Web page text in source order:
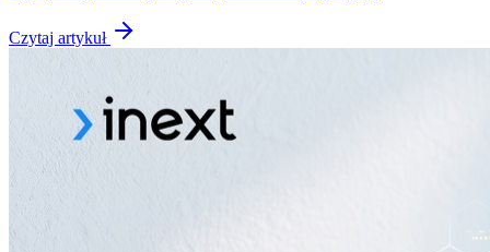
Czytaj artykuł